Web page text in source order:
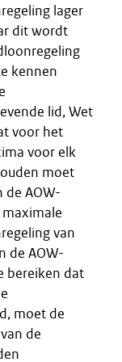
lager
dit wordt
kennen
lid, Wet
voor het
voor elk
moet
de AOW-
van
de AOW-
bereiken dat
moet de
de